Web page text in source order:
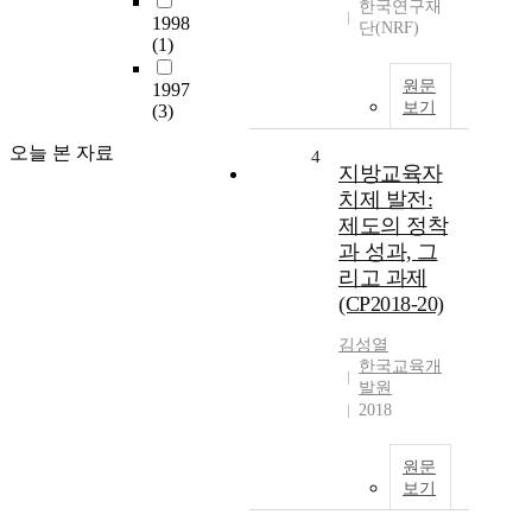
1998
(1)
1997
(3)
오늘 본 자료
한국연구재
단(NRF)
원문
보기
4
지방교육자
치제 발전:
제도의 정착
과 성과, 그
리고 과제
(CP2018-20)
김성열
한국교육개
발원
2018
원문
보기